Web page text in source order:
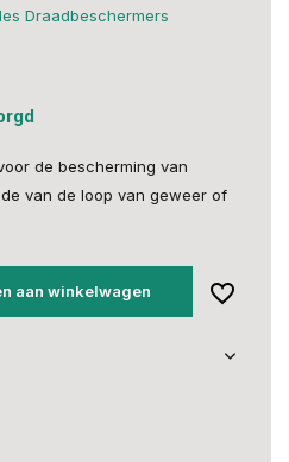
Draadbeschermers
de bescherming van
van de loop van geweer of
aan winkelwagen